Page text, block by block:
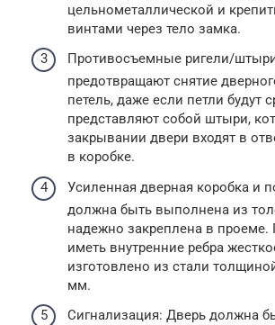
цельнометаллической и
винтами через тело замка.
Противосъемные ригели/
предотвращают снятие
петель, даже если петли будут
представляют собой штыри,
закрывании двери входят в
в коробке.
Усиленная дверная коробка и
должна быть выполнена из
надежно закреплена в
иметь внутренние ребра
изготовлено из стали
мм.
Сигнализация: Дверь должна